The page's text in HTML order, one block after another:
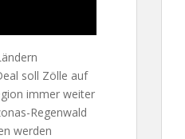
soll Zölle auf
immer weiter
Regenwald
werden